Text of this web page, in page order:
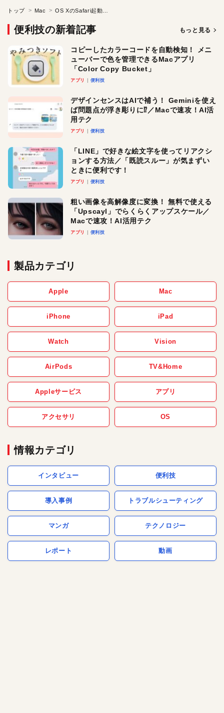
トップ Mac
便利技の新着記事 もっと見る
コピーしたカラーコードを自動検知！ メニ
ューバーで色を管理できるMacアプリ
「Color Copy Bucket」
アプリ 便利技
デザインセンスはAIで補う！ Geminiを使え
ば問題点が浮き彫りに⁉︎／Macで速攻！AI活
用テク
アプリ 便利技
「LINE」で好きな絵文字を使ってリアクシ
ョンする方法／「既読スルー」が気まずい
ときに便利です！
アプリ 便利技
粗い画像を高解像度に変換！ 無料で使える
「Upscayl」でらくらくアップスケール／
Macで速攻！AI活用テク
アプリ 便利技
製品カテゴリ
Apple Mac
iPhone iPad
Watch Vision
AirPods TV&Home
Appleサービス アプリ
アクセサリ OS
情報カテゴリ
インタビュー 便利技
導入事例 トラブルシューティング
マンガ テクノロジー
レポート 動画